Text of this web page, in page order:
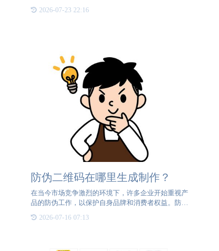
品上加上特定的标识符号，提供了确保产品真实性、
可追溯性和安全性的方法。防伪标识技术的优势1.
2026-07-23 22:16
防伪二维码在哪里生成制作？
在当今市场竞争激烈的环境下，许多企业开始重视产
品的防伪工作，以保护自身品牌和消费者权益。防伪
二维码作为一种高效、便捷的防伪手段，逐渐受到企
业的青睐。然而，初次接触防伪二维码的企业可能会
2026-07-16 07:13